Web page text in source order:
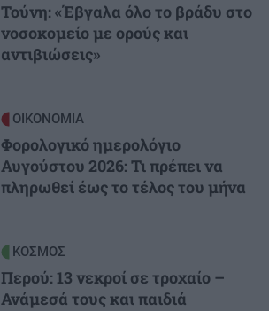
Τούνη: «Έβγαλα όλο το βράδυ στο
νοσοκομείο με ορούς και
αντιβιώσεις»
ΟΙΚΟΝΟΜΙΑ
Φορολογικό ημερολόγιο
Αυγούστου 2026: Τι πρέπει να
πληρωθεί έως το τέλος του μήνα
ΚΟΣΜΟΣ
Περού: 13 νεκροί σε τροχαίο –
Ανάμεσά τους και παιδιά